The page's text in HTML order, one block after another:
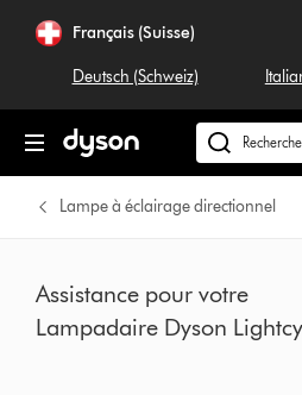
Français (Suisse)
Deutsch (Schweiz)
Rechercher
dyson.ch
Lampe à éclairage directionnel
Assistance pour votre
Lampadaire Dyson